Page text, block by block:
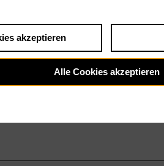
akzeptieren
Alle Cookies akzeptieren